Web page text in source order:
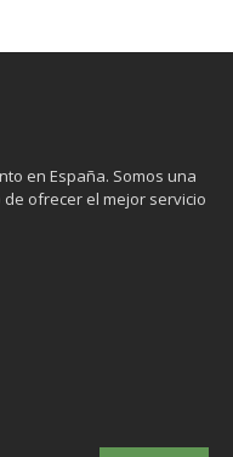
en España. Somos una
ofrecer el mejor servicio